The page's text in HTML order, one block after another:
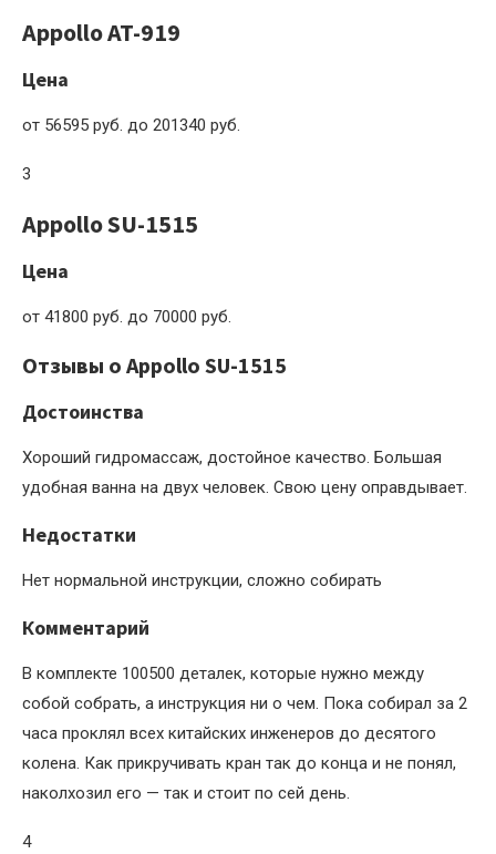
Appollo AT-919
Цена
от 56595 руб. до 201340 руб.
3
Appollo SU-1515
Цена
от 41800 руб. до 70000 руб.
Отзывы о Appollo SU-1515
Достоинства
Хороший гидромассаж, достойное качество. Большая
удобная ванна на двух человек. Свою цену оправдывает.
Недостатки
Нет нормальной инструкции, сложно собирать
Комментарий
В комплекте 100500 деталек, которые нужно между
собой собрать, а инструкция ни о чем. Пока собирал за 2
часа проклял всех китайских инженеров до десятого
колена. Как прикручивать кран так до конца и не понял,
наколхозил его — так и стоит по сей день.
4